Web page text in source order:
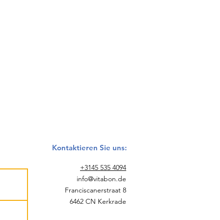
Kontaktieren Sie uns:
+3145 535 4094
info@vitabon.de
Franciscanerstraat 8
6462 CN Kerkrade